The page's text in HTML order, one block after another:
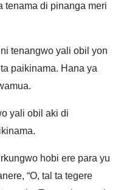
tenama di pinanga meri
tenangwo yali obil yon
paikinama. Hana ya
yali obil aki di
hobi ere para yu
“O, tal ta tegere